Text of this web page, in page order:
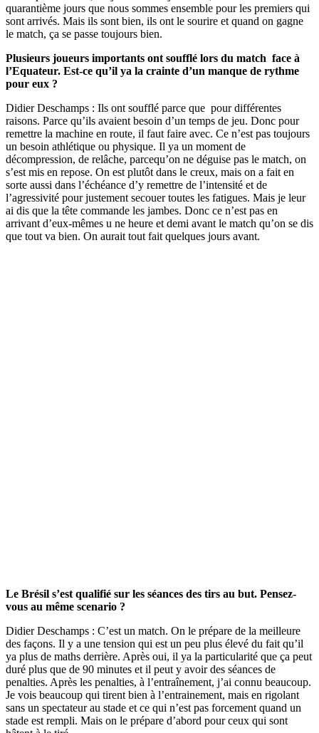
quarantième jours que nous sommes ensemble pour les premiers qui
sont arrivés. Mais ils sont bien, ils ont le sourire et quand on gagne
le match, ça se passe toujours bien.
Plusieurs joueurs importants ont soufflé lors du match face à
l’Equateur. Est-ce qu’il ya la crainte d’un manque de rythme
pour eux ?
Didier Deschamps : Ils ont soufflé parce que pour différentes
raisons. Parce qu’ils avaient besoin d’un temps de jeu. Donc pour
remettre la machine en route, il faut faire avec. Ce n’est pas toujours
un besoin athlétique ou physique. Il ya un moment de
décompression, de relâche, parcequ’on ne déguise pas le match, on
s’est mis en repose. On est plutôt dans le creux, mais on a fait en
sorte aussi dans l’échéance d’y remettre de l’intensité et de
l’agressivité pour justement secouer toutes les fatigues. Mais je leur
ai dis que la tête commande les jambes. Donc ce n’est pas en
arrivant d’eux-mêmes u ne heure et demi avant le match qu’on se dis
que tout va bien. On aurait tout fait quelques jours avant.
Le Brésil s’est qualifié sur les séances des tirs au but. Pensez-
vous au même scenario ?
Didier Deschamps : C’est un match. On le prépare de la meilleure
des façons. Il y a une tension qui est un peu plus élevé du fait qu’il
ya plus de maths derrière. Après oui, il ya la particularité que ça peut
duré plus que de 90 minutes et il peut y avoir des séances de
penalties. Après les penalties, à l’entraînement, j’ai connu beaucoup.
Je vois beaucoup qui tirent bien à l’entrainement, mais en rigolant
sans un spectateur au stade et ce qui n’est pas forcement quand un
stade est rempli. Mais on le prépare d’abord pour ceux qui sont